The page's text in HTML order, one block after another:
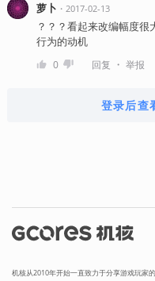
萝卜 ・ 2017-02-13
？？？看起来改编幅度
行为的动机
0 回复 ・ 举报
登录后查
机核从2010年开始一直致力于分享游戏玩家